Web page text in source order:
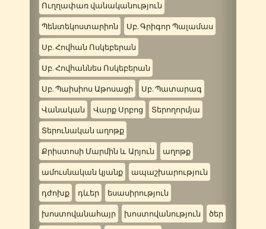
Ուղղափառ վանականություն
Պենտեկոստարիոն Սբ. Գրիգոր Պալամաս
Սբ. Հովհան Ոսկեբերան
Սբ. Հովհաննես Ոսկեբերան
Սբ. Պաիսիոս Աթոսացի Սբ. Պատարագ
Վանական Վարք Սրբոց Տերողորմյա
Տերունական աղոթք
Քրիստոսի Մարմին և Արյուն աղոթք
ամուսնական կյանք ապաշխարություն
դժոխք դևեր եսասիրություն
խոստովանահայր խոստովանություն ծեր